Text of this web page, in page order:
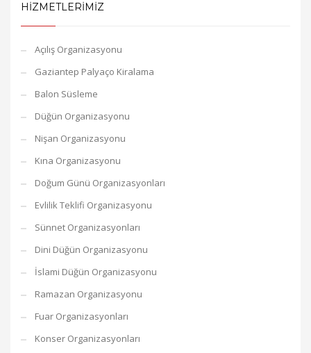
HIZMETLERIMIZ
Açılış Organizasyonu
Gaziantep Palyaço Kiralama
Balon Süsleme
Düğün Organizasyonu
Nişan Organizasyonu
Kına Organizasyonu
Doğum Günü Organizasyonları
Evlilik Teklifi Organizasyonu
Sünnet Organizasyonları
Dini Düğün Organizasyonu
İslami Düğün Organizasyonu
Ramazan Organizasyonu
Fuar Organizasyonları
Konser Organizasyonları